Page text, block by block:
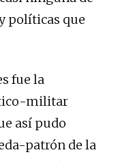
políticas que
fue la
militar
así pudo
patrón de la